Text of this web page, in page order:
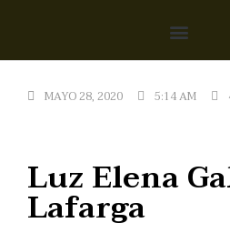
MAYO 28, 2020 5:14 AM
Luz Elena
Lafarga